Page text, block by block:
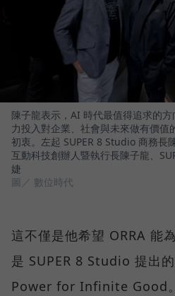
陳子龍表示，AI 時代最值得追求的
力投入對企業、社會與未來做有價值
初衷。左起 SUPER 8 Studio 商務長
互動科技創辦人暨執行長陳子龍、
婕
圖／ 數位時代
這不僅是他希望 ORRA 能
是 SUPER 8 Studio 提出
Power for Infinite Good